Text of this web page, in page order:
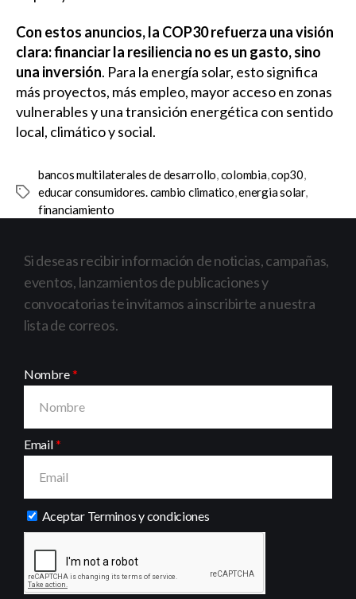
Con estos anuncios, la COP30 refuerza una visión
clara: financiar la resiliencia no es un gasto, sino
una inversión. Para la energía solar, esto significa
más proyectos, más empleo, mayor acceso en zonas
vulnerables y una transición energética con sentido
local, climático y social.
bancos multilaterales de desarrollo,colombia,cop30,
educar consumidores. cambio climatico,energia solar,
financiamiento
Si deseas recibir información de noticias, campañas,
eventos, lanzamientos de publicaciones y
convocatorias te invitamos a inscribirte a nuestra
lista de correos.
Nombre
Email
Aceptar Terminos y condiciones